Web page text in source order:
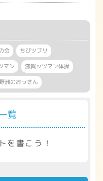
会
ちびツブリ
マン
滋賀ッツマン体操
野洲のおっさん
覧
を書こう！